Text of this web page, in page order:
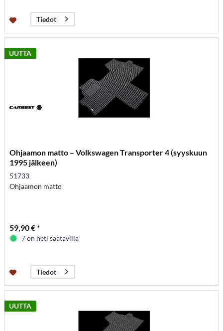
Tiedot
UUTTA
Ohjaamon matto – Volkswagen Transporter 4 (syyskuun
1995 jälkeen)
51733
Ohjaamon matto
59,90 € *
7 on heti saatavilla
Tiedot
UUTTA